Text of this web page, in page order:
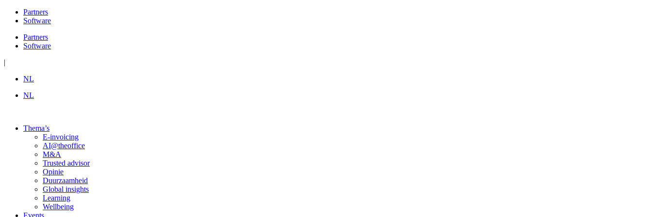
naar
inhoud
Partners
Software
Partners
Software
|
NL
NL
Thema’s
E-invoicing
AI@theoffice
M&A
Trusted advisor
Opinie
Duurzaamheid
Global insights
Learning
Wellbeing
Events